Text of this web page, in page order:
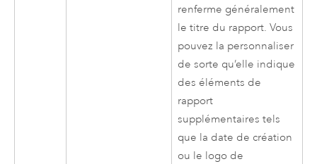
renferme généralement
le titre du rapport. Vous
pouvez la personnaliser
de sorte qu’elle indique
des éléments de
rapport
supplémentaires tels
que la date de création
ou le logo de